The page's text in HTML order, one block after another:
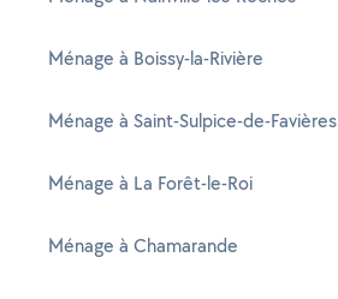
Ménage à Boissy-la-Rivière
Ménage à Saint-Sulpice-de-Favières
Ménage à La Forêt-le-Roi
Ménage à Chamarande